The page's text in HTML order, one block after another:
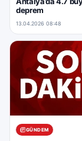
deprem
13.04.2026 08:48
GÜNDEM